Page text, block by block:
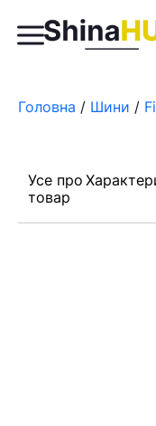
Головна / Шини /
Усе про
товар